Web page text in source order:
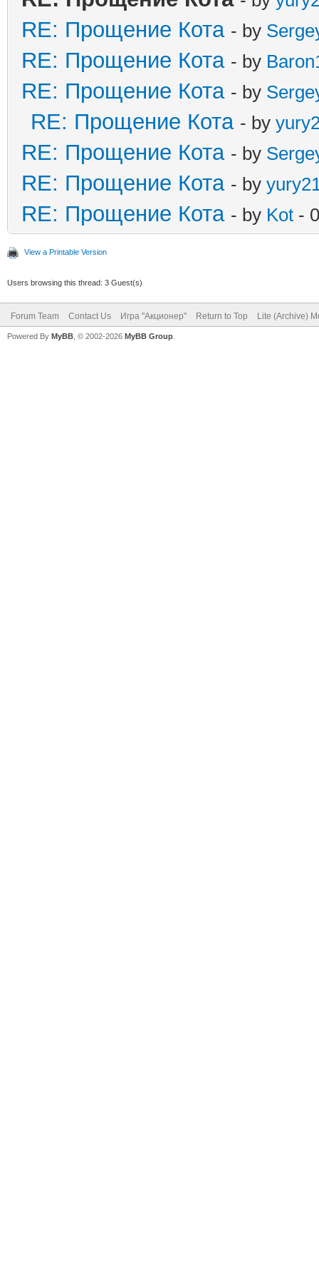
RE: Прощение Кота - by
RE: Прощение Кота - by
RE: Прощение Кота - by
RE: Прощение Кота - by
RE: Прощение Кота - by
RE: Прощение Кота - by
RE: Прощение Кота - by Kot -
View a Printable Version
Users browsing this thread: 3 Guest(s)
Forum Team Contact Us Игра "Акционер" Return to Top Lite (Archive)
Powered By MyBB , © 2002-2026 MyBB Group